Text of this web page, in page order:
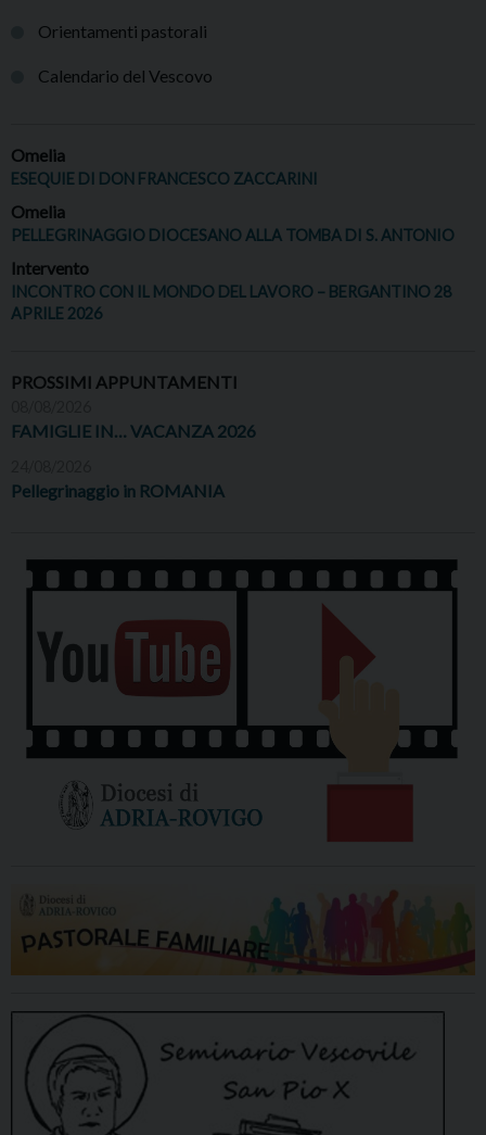
Orientamenti pastorali
Calendario del Vescovo
Omelia
ESEQUIE DI DON FRANCESCO ZACCARINI
Omelia
PELLEGRINAGGIO DIOCESANO ALLA TOMBA DI S. ANTONIO
Intervento
INCONTRO CON IL MONDO DEL LAVORO – BERGANTINO 28
APRILE 2026
PROSSIMI APPUNTAMENTI
FAMIGLIE IN… VACANZA 2026
Pellegrinaggio in ROMANIA